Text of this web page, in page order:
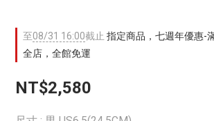
至08/31 16:00截止 指定商品，七週年優惠-
全店，全館免運
NT$2,580